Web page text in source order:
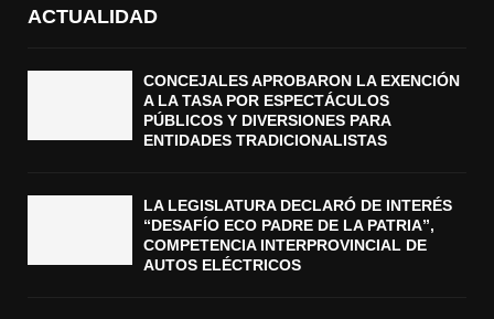
ACTUALIDAD
CONCEJALES APROBARON LA EXENCIÓN
A LA TASA POR ESPECTÁCULOS
PÚBLICOS Y DIVERSIONES PARA
ENTIDADES TRADICIONALISTAS
LA LEGISLATURA DECLARÓ DE INTERÉS
“DESAFÍO ECO PADRE DE LA PATRIA”,
COMPETENCIA INTERPROVINCIAL DE
AUTOS ELÉCTRICOS